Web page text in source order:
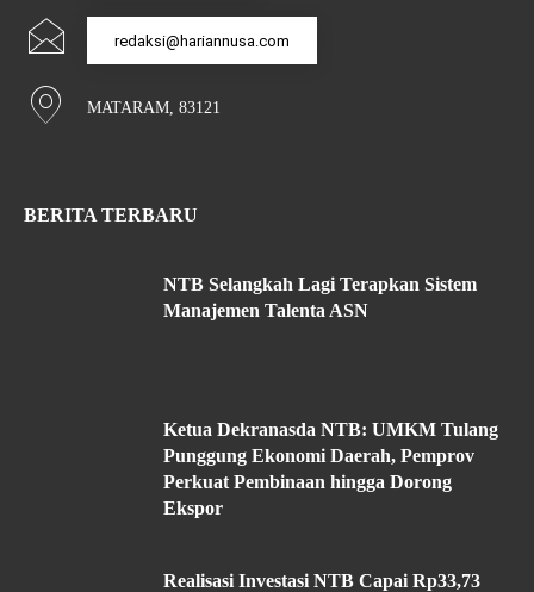
redaksi@hariannusa.com
MATARAM, 83121
BERITA TERBARU
NTB Selangkah Lagi Terapkan Sistem
Manajemen Talenta ASN
Ketua Dekranasda NTB: UMKM Tulang
Punggung Ekonomi Daerah, Pemprov
Perkuat Pembinaan hingga Dorong
Ekspor
Realisasi Investasi NTB Capai Rp33,73